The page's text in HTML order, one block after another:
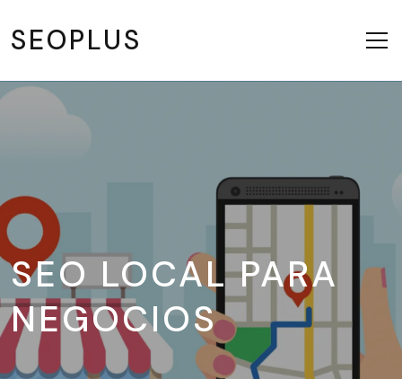
SEOPLUS
SEO LOCAL PARA
NEGOCIOS